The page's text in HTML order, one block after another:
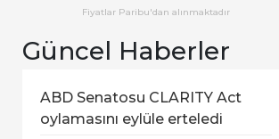
Fiyatlar Paribu'dan alınmaktadır
Güncel Haberler
ABD Senatosu CLARITY Act
oylamasını eylüle erteledi